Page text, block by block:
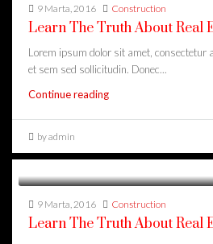
9 Marta, 2016 Construction
Learn The Truth About Real
Lorem ipsum dolor sit amet, consectetur
et sem sed sollicitudin. Donec...
Continue reading
by admin
9 Marta, 2016 Construction
Learn The Truth About Real